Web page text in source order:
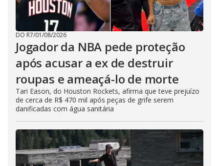
DO R7/01/08/2026
Jogador da NBA pede proteção
após acusar a ex de destruir
roupas e ameaçá-lo de morte
Tari Eason, do Houston Rockets, afirma que teve prejuízo
de cerca de R$ 470 mil após peças de grife serem
danificadas com água sanitária